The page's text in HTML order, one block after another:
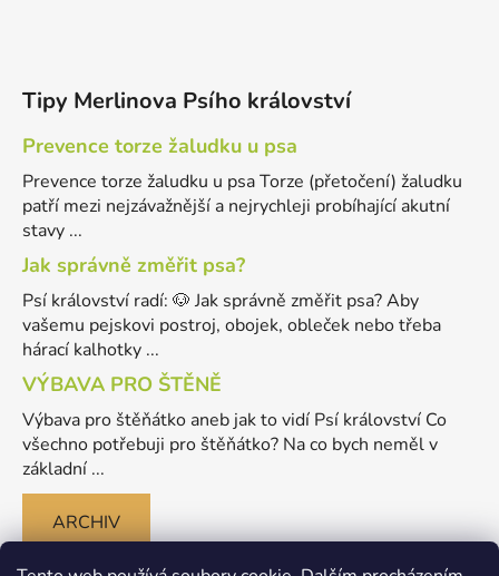
Tipy Merlinova Psího království
Prevence torze žaludku u psa
Prevence torze žaludku u psa Torze (přetočení) žaludku
patří mezi nejzávažnější a nejrychleji probíhající akutní
stavy ...
Jak správně změřit psa?
Psí království radí: 🐶 Jak správně změřit psa? Aby
vašemu pejskovi postroj, obojek, obleček nebo třeba
hárací kalhotky ...
VÝBAVA PRO ŠTĚNĚ
Výbava pro štěňátko aneb jak to vidí Psí království Co
všechno potřebuji pro štěňátko? Na co bych neměl v
základní ...
ARCHIV